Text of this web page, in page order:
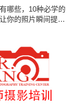
哪些，10种必学的
你的照片瞬间提升